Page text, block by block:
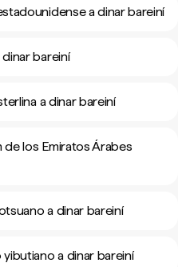
a dinar bareiní
bareiní
a dinar bareiní
los Emiratos Árabes
a dinar bareiní
a dinar bareiní